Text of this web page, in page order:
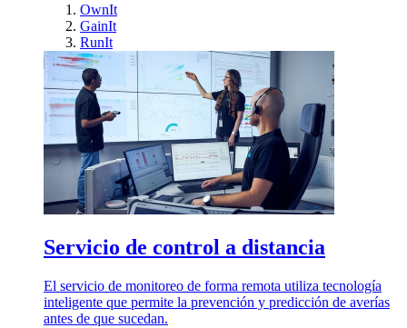
OwnIt
GainIt
RunIt
Servicio de control a distancia
El servicio de monitoreo de forma remota utiliza tecnología
inteligente que permite la prevención y predicción de averías
antes de que sucedan.